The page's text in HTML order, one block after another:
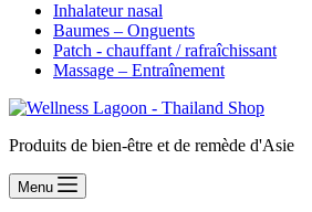
Inhalateur nasal
Baumes – Onguents
Patch - chauffant / rafraîchissant
Massage – Entraînement
Produits de bien-être et de remède d'Asie
Menu